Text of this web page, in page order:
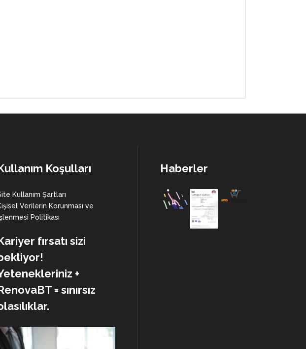
Koşulları
Kullanım Şartları
Verilerin Korunması ve
Politikası
fırsatı sizi
+
= sınırsız
Haberler